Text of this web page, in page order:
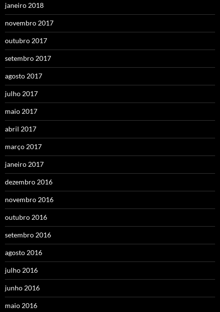
janeiro 2018
novembro 2017
outubro 2017
setembro 2017
agosto 2017
julho 2017
maio 2017
abril 2017
março 2017
janeiro 2017
dezembro 2016
novembro 2016
outubro 2016
setembro 2016
agosto 2016
julho 2016
junho 2016
maio 2016